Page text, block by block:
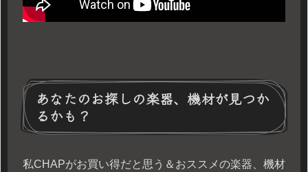
あなたのお探しの楽器、機材が見つか
るかも？
私CHAPがお買い得だと思う＆おススメの楽器、機材